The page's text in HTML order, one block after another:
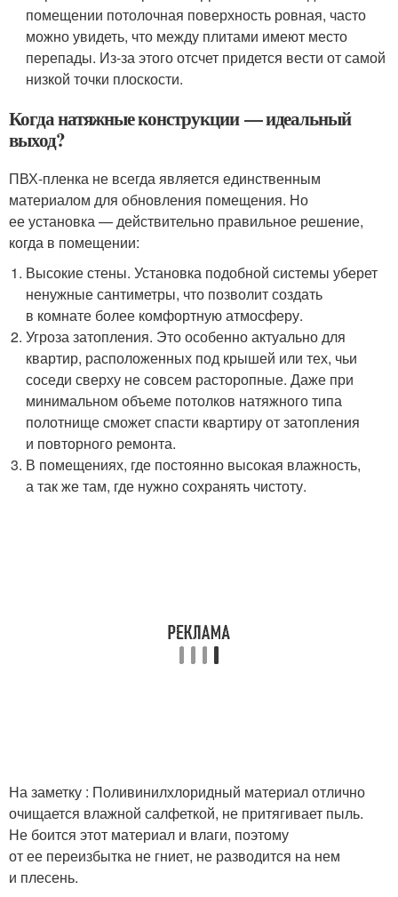
помещении потолочная поверхность ровная, часто
можно увидеть, что между плитами имеют место
перепады. Из-за этого отсчет придется вести от самой
низкой точки плоскости.
Когда натяжные конструкции — идеальный
выход?
ПВХ-пленка не всегда является единственным
материалом для обновления помещения. Но
ее установка — действительно правильное решение,
когда в помещении:
Высокие стены. Установка подобной системы уберет
ненужные сантиметры, что позволит создать
в комнате более комфортную атмосферу.
Угроза затопления. Это особенно актуально для
квартир, расположенных под крышей или тех, чьи
соседи сверху не совсем расторопные. Даже при
минимальном объеме потолков натяжного типа
полотнище сможет спасти квартиру от затопления
и повторного ремонта.
В помещениях, где постоянно высокая влажность,
а так же там, где нужно сохранять чистоту.
На заметку : Поливинилхлоридный материал отлично
очищается влажной салфеткой, не притягивает пыль.
Не боится этот материал и влаги, поэтому
от ее переизбытка не гниет, не разводится на нем
и плесень.